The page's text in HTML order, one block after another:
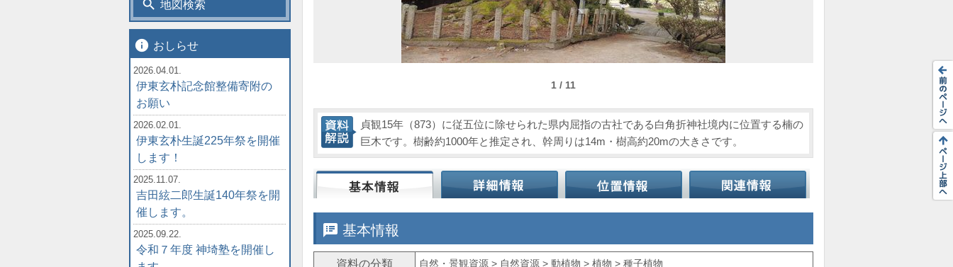
1 / 11
貞観15年（873）に従五位に除せられた県内屈指の古社である白角折神社境内に位置する楠の
巨木です。樹齢約1000年と推定され、幹周りは14m・樹高約20mの大きさです。
speaker_notes 基本情報
資料の分類 自然・景観資源 > 自然資源 > 動植物 > 植物 > 種子植物
search 地図検索
info おしらせ
2026.04.01.
伊東玄朴記念館整備寄附の
お願い
2026.02.01.
伊東玄朴生誕225年祭を開催
します！
2025.11.07.
吉田絃二郎生誕140年祭を開
催します。
2025.09.22.
令和７年度 神埼塾を開催し